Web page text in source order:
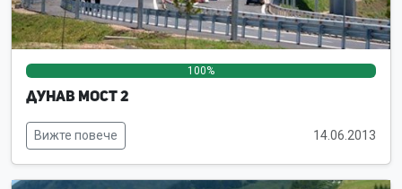
100%
Дунав мост 2
Вижте повече 14.06.2013